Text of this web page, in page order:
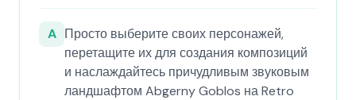
A Просто выберите своих персонажей,
перетащите их для создания композиций
и наслаждайтесь причудливым звуковым
ландшафтом Abgerny Goblos на Retro